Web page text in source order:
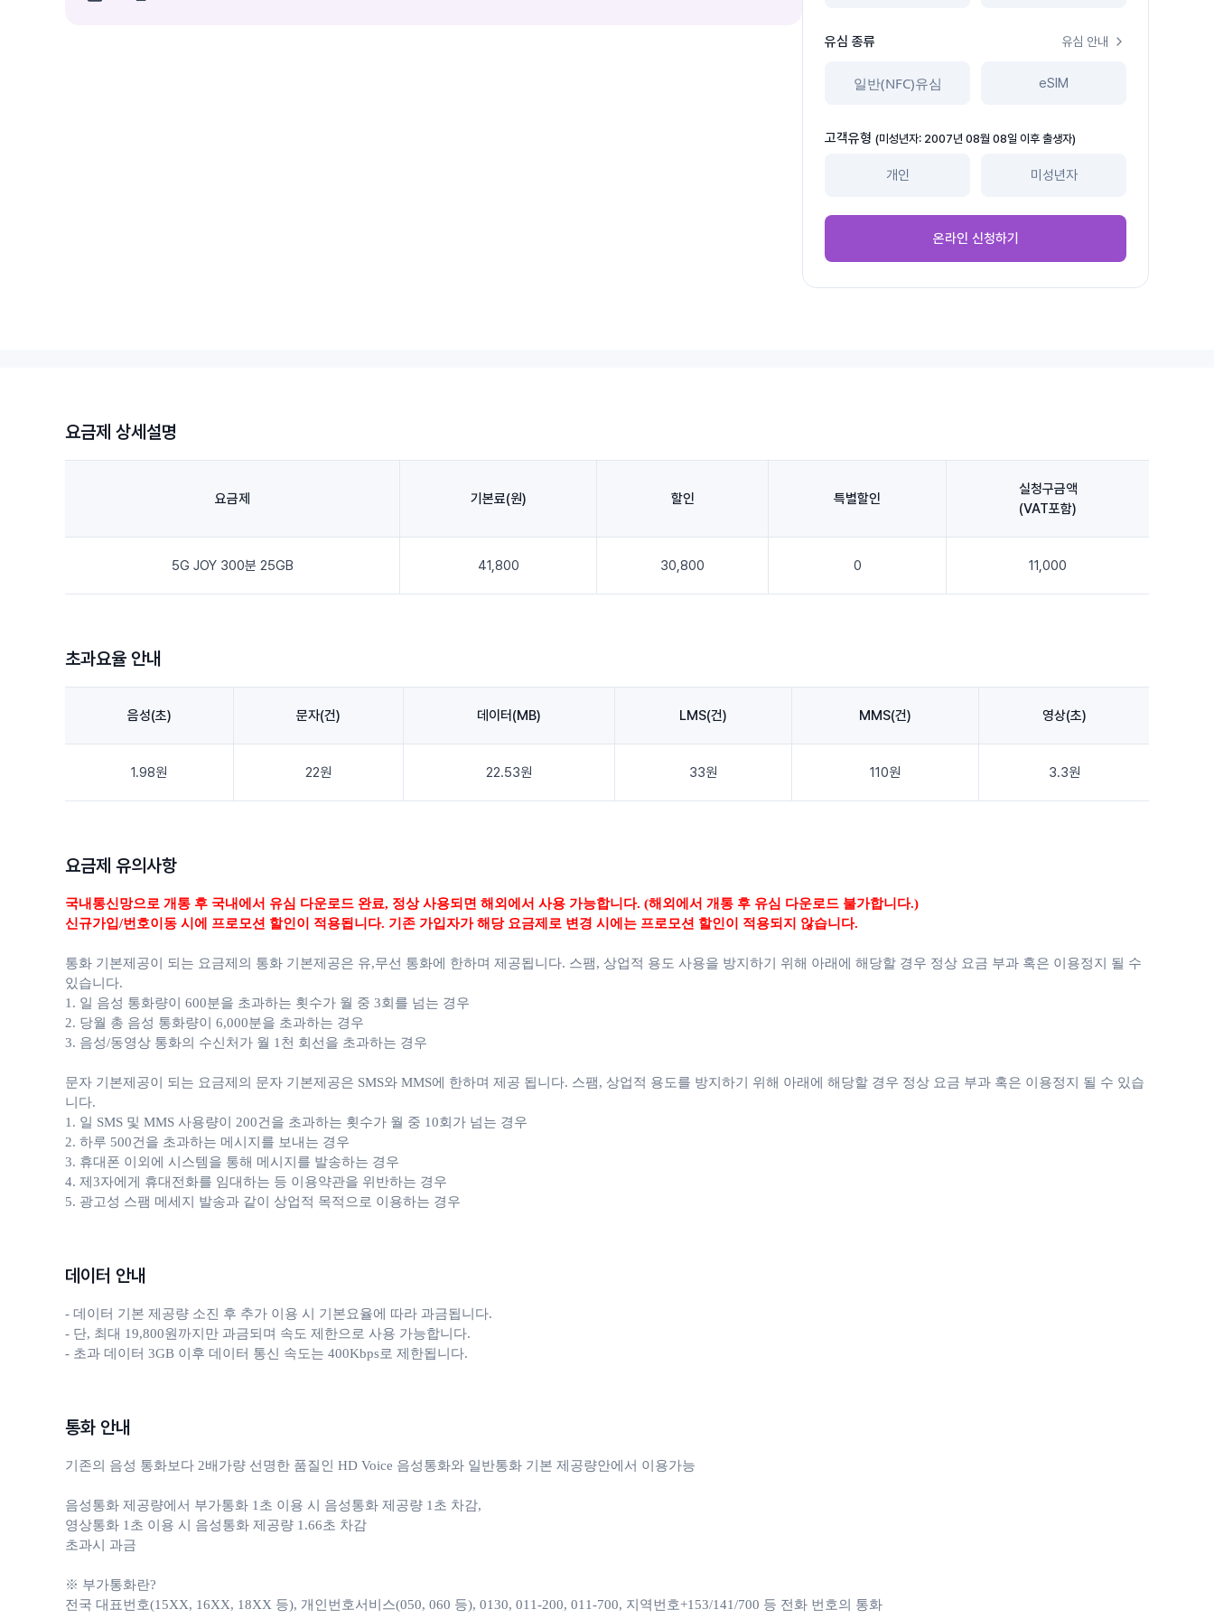
유심 종류 유심 안내
일반(NFC)유심 eSIM
고객유형 (미성년자: 2007년 08월 08일 이후 출생자)
개인 미성년자
온라인 신청하기
요금제 상세설명
요금제 기본료(원) 할인 특별할인
실청구금액
(VAT포함)
5G JOY 300분 25GB 41,800 30,800 0 11,000
초과요율 안내
음성(초) 문자(건) 데이터(MB) LMS(건) MMS(건) 영상(초)
1.98원 22원 22.53원 33원 110원 3.3원
요금제 유의사항
국내통신망으로 개통 후 국내에서 유심 다운로드 완료, 정상 사용되면 해외에서 사용 가능합니다. (해외에서 개통 후 유심 다운로드 불가합니다.)
신규가입/번호이동 시에 프로모션 할인이 적용됩니다. 기존 가입자가 해당 요금제로 변경 시에는 프로모션 할인이 적용되지 않습니다.
통화 기본제공이 되는 요금제의 통화 기본제공은 유,무선 통화에 한하며 제공됩니다. 스팸, 상업적 용도 사용을 방지하기 위해 아래에 해당할 경우 정상 요금 부과 혹은 이용정지 될 수
있습니다.
1. 일 음성 통화량이 600분을 초과하는 횟수가 월 중 3회를 넘는 경우
2. 당월 총 음성 통화량이 6,000분을 초과하는 경우
3. 음성/동영상 통화의 수신처가 월 1천 회선을 초과하는 경우
문자 기본제공이 되는 요금제의 문자 기본제공은 SMS와 MMS에 한하며 제공 됩니다. 스팸, 상업적 용도를 방지하기 위해 아래에 해당할 경우 정상 요금 부과 혹은 이용정지 될 수 있습
니다.
1. 일 SMS 및 MMS 사용량이 200건을 초과하는 횟수가 월 중 10회가 넘는 경우
2. 하루 500건을 초과하는 메시지를 보내는 경우
3. 휴대폰 이외에 시스템을 통해 메시지를 발송하는 경우
4. 제3자에게 휴대전화를 임대하는 등 이용약관을 위반하는 경우
5. 광고성 스팸 메세지 발송과 같이 상업적 목적으로 이용하는 경우
데이터 안내
- 데이터 기본 제공량 소진 후 추가 이용 시 기본요율에 따라 과금됩니다.
- 단, 최대 19,800원까지만 과금되며 속도 제한으로 사용 가능합니다.
- 초과 데이터 3GB 이후 데이터 통신 속도는 400Kbps로 제한됩니다.
통화 안내
기존의 음성 통화보다 2배가량 선명한 품질인 HD Voice 음성통화와 일반통화 기본 제공량안에서 이용가능
음성통화 제공량에서 부가통화 1초 이용 시 음성통화 제공량 1초 차감,
영상통화 1초 이용 시 음성통화 제공량 1.66초 차감
초과시 과금
※ 부가통화란?
전국 대표번호(15XX, 16XX, 18XX 등), 개인번호서비스(050, 060 등), 0130, 011-200, 011-700, 지역번호+153/141/700 등 전화 번호의 통화